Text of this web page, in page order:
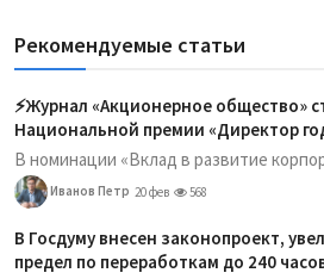
Рекомендуемые статьи
⚡️Журнал «Акционерное общество»
Национальной премии «Директор
В номинации «Вклад в развитие
Иванов Петр 20 фев 568
В Госдуму внесен законопроект,
предел по переработкам до 240